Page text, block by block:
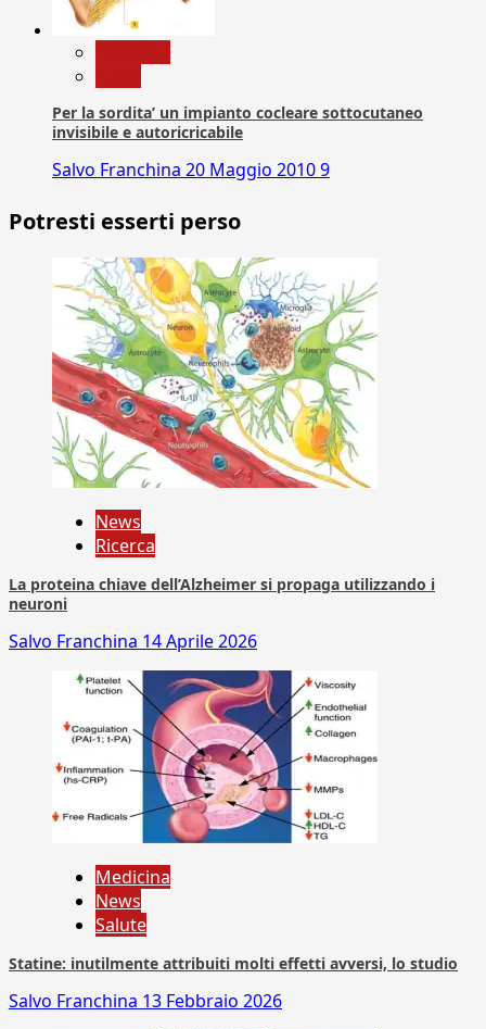
Per la sordita’ un impianto cocleare sottocutaneo
invisibile e autoricricabile
Salvo Franchina 20 Maggio 20109
Potresti esserti perso
News
Ricerca
La proteina chiave dell’Alzheimer si propaga utilizzando i
neuroni
Salvo Franchina 14 Aprile 2026
Medicina
News
Salute
Statine: inutilmente attribuiti molti effetti avversi, lo studio
Salvo Franchina 13 Febbraio 2026